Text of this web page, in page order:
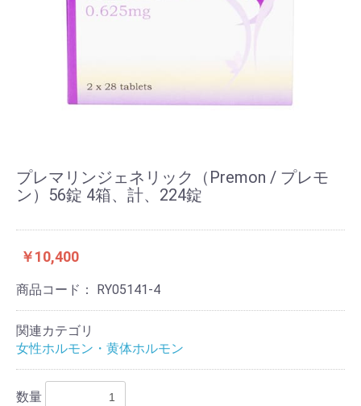
プレマリンジェネリック（Premon / プレモ
ン）56錠 4箱、計、224錠
￥10,400
商品コード： RY05141-4
関連カテゴリ
女性ホルモン・黄体ホルモン
数量